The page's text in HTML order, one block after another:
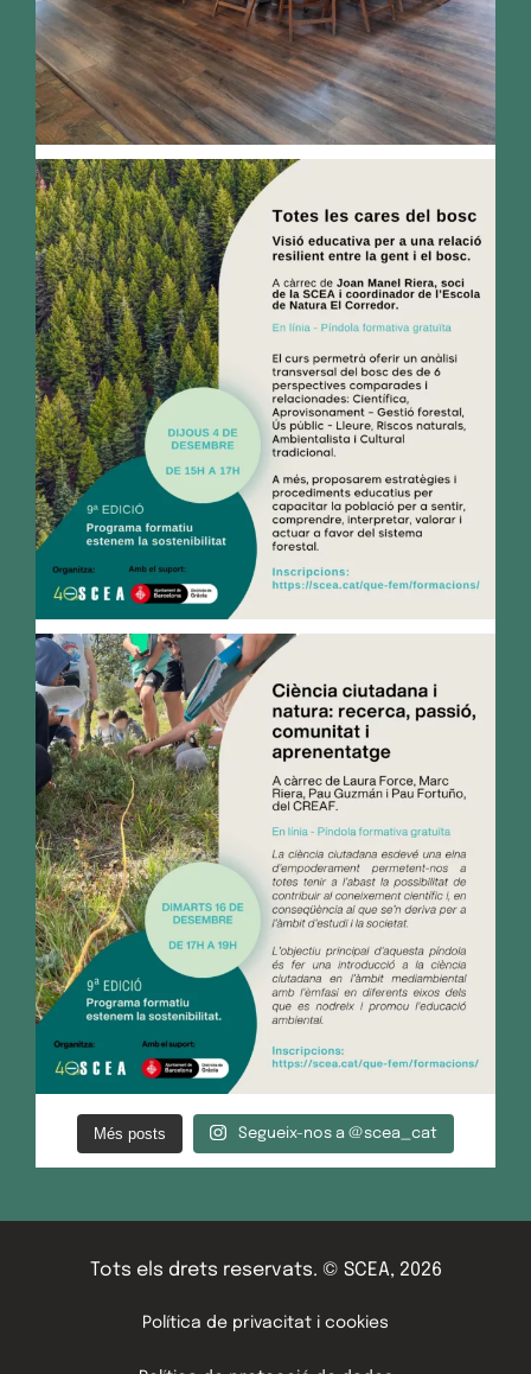
Més posts Segueix-nos a @scea_cat
Tots els drets reservats. © SCEA, 2026
Política de privacitat i cookies